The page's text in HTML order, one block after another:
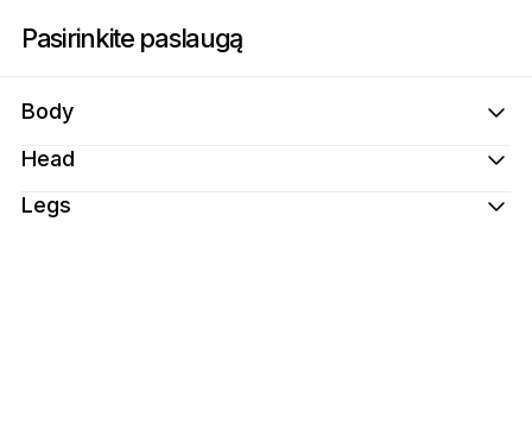
Pasirinkite paslaugą
Body
Head
Legs